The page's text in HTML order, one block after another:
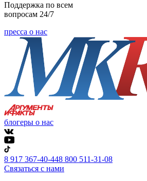
Поддержка по всем
вопросам 24/7
пресса о нас
блогеры о нас
8 917 367-40-448 800 511-31-08
Связаться с нами